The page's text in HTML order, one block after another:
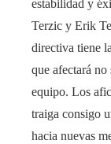
estabilidad y
Terzic y Erik
directiva tiene
que afectará
equipo. Los
traiga consigo
hacia nuevas